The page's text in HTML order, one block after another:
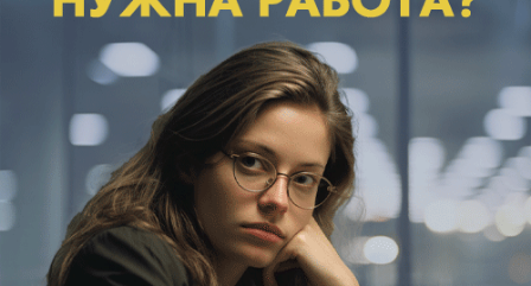
Публикации на тему: Подпольный
цех доработки масок
Здесь ничего нет
Реклама на сайте
Вакансии